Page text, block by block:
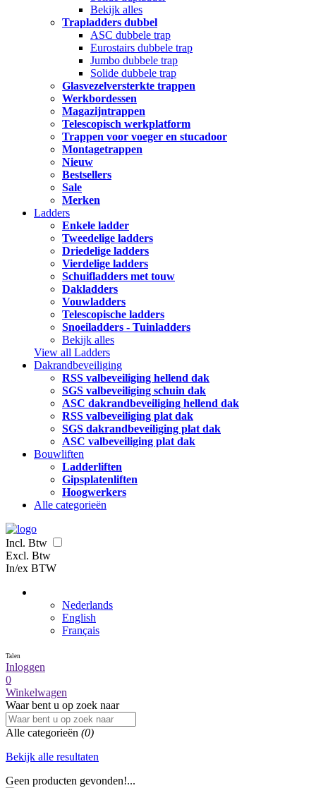
Bekijk alles
Trapladders dubbel
ASC dubbele trap
Eurostairs dubbele trap
Jumbo dubbele trap
Solide dubbele trap
Glasvezelversterkte trappen
Werkbordessen
Magazijntrappen
Telescopisch werkplatform
Trappen voor voeger en stucadoor
Montagetrappen
Nieuw
Bestsellers
Sale
Merken
Ladders
Enkele ladder
Tweedelige ladders
Driedelige ladders
Vierdelige ladders
Schuifladders met touw
Dakladders
Vouwladders
Telescopische ladders
Snoeiladders - Tuinladders
Bekijk alles
View all Ladders
Dakrandbeveiliging
RSS valbeveiliging hellend dak
SGS valbeveiliging schuin dak
ASC dakrandbeveiliging hellend dak
RSS valbeveiliging plat dak
SGS dakrandbeveiliging plat dak
ASC valbeveiliging plat dak
Bouwliften
Ladderliften
Gipsplatenliften
Hoogwerkers
Alle categorieën
Incl. Btw
Excl. Btw
In/ex BTW
Nederlands
English
Français
Talen
Inloggen
0
Winkelwagen
Waar bent u op zoek naar
Alle categorieën (0)
Bekijk alle resultaten
Geen producten gevonden!...